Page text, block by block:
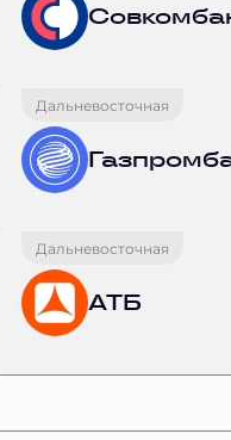
Дальневосточная
Дальневосточная
АТБ